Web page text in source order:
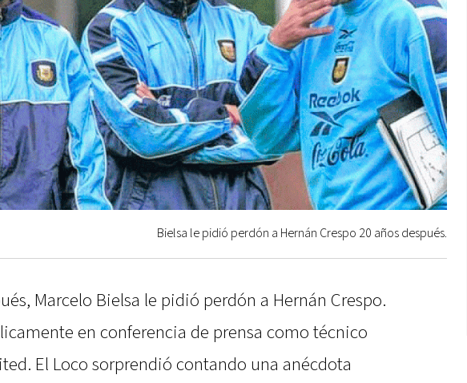
Bielsa le pidió perdón a Hernán Crespo 20 años después.
Marcelo Bielsa le pidió perdón a Hernán Crespo.
en conferencia de prensa como técnico
El Loco sorprendió contando una anécdota